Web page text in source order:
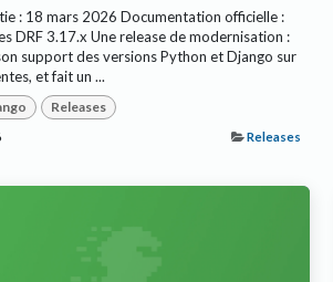
: 18 mars 2026 Documentation officielle :
DRF 3.17.x Une release de modernisation :
support des versions Python et Django sur
et fait un ...
Releases
Releases